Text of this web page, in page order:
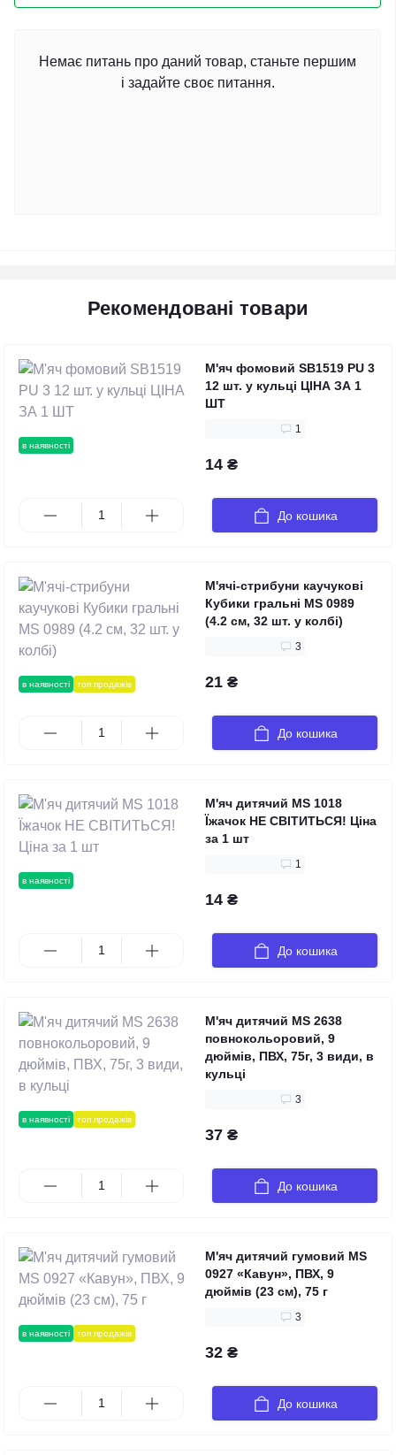
Немає питань про даний товар, станьте першим
і задайте своє питання.
Рекомендовані товари
в наявності
М'яч фомовий SB1519 PU 3
12 шт. у кульці ЦІНА ЗА 1
ШТ
1
14 ₴
До кошика
в наявності топ продажів
М'ячі-стрибуни каучукові
Кубики гральні MS 0989
(4.2 см, 32 шт. у колбі)
3
21 ₴
До кошика
в наявності
М'яч дитячий MS 1018
Їжачок НЕ СВІТИТЬСЯ! Ціна
за 1 шт
1
14 ₴
До кошика
в наявності топ продажів
М'яч дитячий MS 2638
повнокольоровий, 9
дюймів, ПВХ, 75г, 3 види, в
кульці
3
37 ₴
До кошика
в наявності топ продажів
М'яч дитячий гумовий MS
0927 «Кавун», ПВХ, 9
дюймів (23 см), 75 г
3
32 ₴
До кошика